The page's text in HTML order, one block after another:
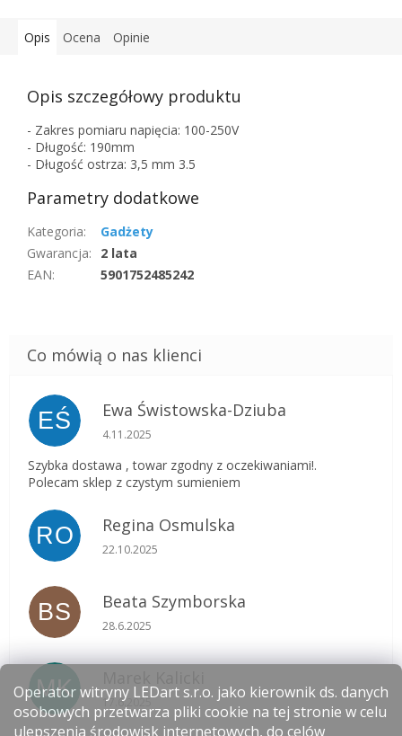
Operator witryny LEDart s.r.o. jako kierownik ds. danych
osobowych przetwarza pliki cookie na tej stronie w celu
ulepszenia środowisk internetowych, do celów
Opis Ocena Opinie
Opis szczegółowy produktu
- Zakres pomiaru napięcia: 100-250V
- Długość: 190mm
- Długość ostrza: 3,5 mm 3.5
Parametry dodatkowe
Kategoria:
Gadżety
Gwarancja:
2 lata
EAN: 5901752485242
EŚ Ewa Świstowska-Dziuba
Ocena sklepu to 5 na 5 gwiazdek.
4.11.2025
Szybka dostawa , towar zgodny z oczekiwaniami!.
Polecam sklep z czystym sumieniem
RO Regina Osmulska
Ocena sklepu to 5 na 5 gwiazdek.
22.10.2025
BS Beata Szymborska
Ocena sklepu to 5 na 5 gwiazdek.
28.6.2025
MK Ocena sklepu to 5 na 5 gwiazdek.
17.6.2025